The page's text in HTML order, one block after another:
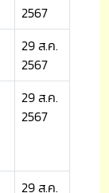
2567
29 ส.ค.
2567
29 ส.ค.
2567
29 ส.ค.